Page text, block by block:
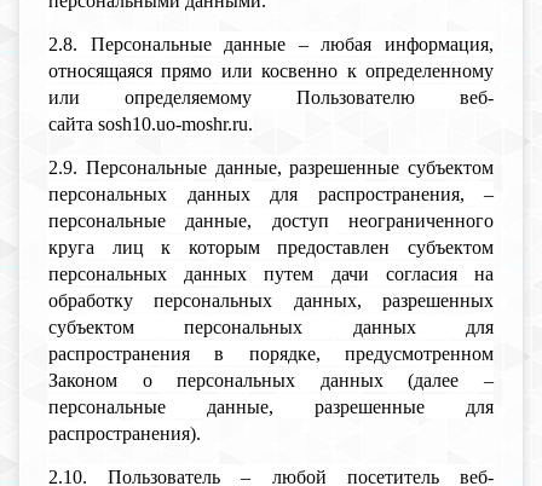
2.8. Персональные данные – любая информация,
относящаяся прямо или косвенно к определенному
или определяемому Пользователю веб-
сайта sosh10.uo-moshr.ru.
2.9. Персональные данные, разрешенные субъектом
персональных данных для распространения, –
персональные данные, доступ неограниченного
круга лиц к которым предоставлен субъектом
персональных данных путем дачи согласия на
обработку персональных данных, разрешенных
субъектом персональных данных для
распространения в порядке, предусмотренном
Законом о персональных данных (далее –
персональные данные, разрешенные для
распространения).
2.10. Пользователь – любой посетитель веб-